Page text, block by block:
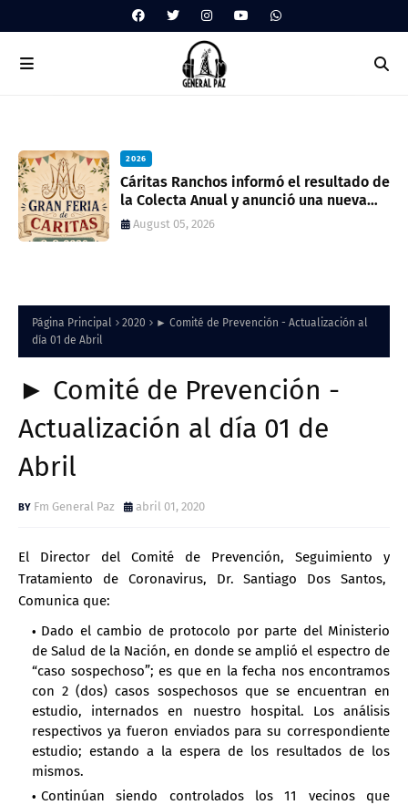
2026
Cáritas Ranchos informó el resultado de
la Colecta Anual y anunció una nueva
feria solidaria
August 05, 2026
Página Principal 2020
► Comité de Prevención - Actualización al
día 01 de Abril
► Comité de Prevención -
Actualización al día 01 de
Abril
Fm General Paz abril 01, 2020
El Director del Comité de Prevención, Seguimiento y
Tratamiento de Coronavirus, Dr. Santiago Dos Santos,
Comunica que:
Dado el cambio de protocolo por parte del Ministerio
de Salud de la Nación, en donde se amplió el espectro de
“caso sospechoso”; es que en la fecha nos encontramos
con 2 (dos) casos sospechosos que se encuentran en
estudio, internados en nuestro hospital. Los análisis
respectivos ya fueron enviados para su correspondiente
estudio; estando a la espera de los resultados de los
mismos.
Continúan siendo controlados los 11 vecinos que